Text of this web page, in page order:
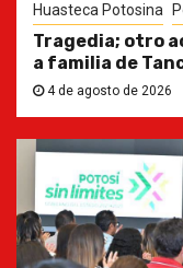
Huasteca Potosina
Tragedia; otro
a familia de
4 de agosto de 2026